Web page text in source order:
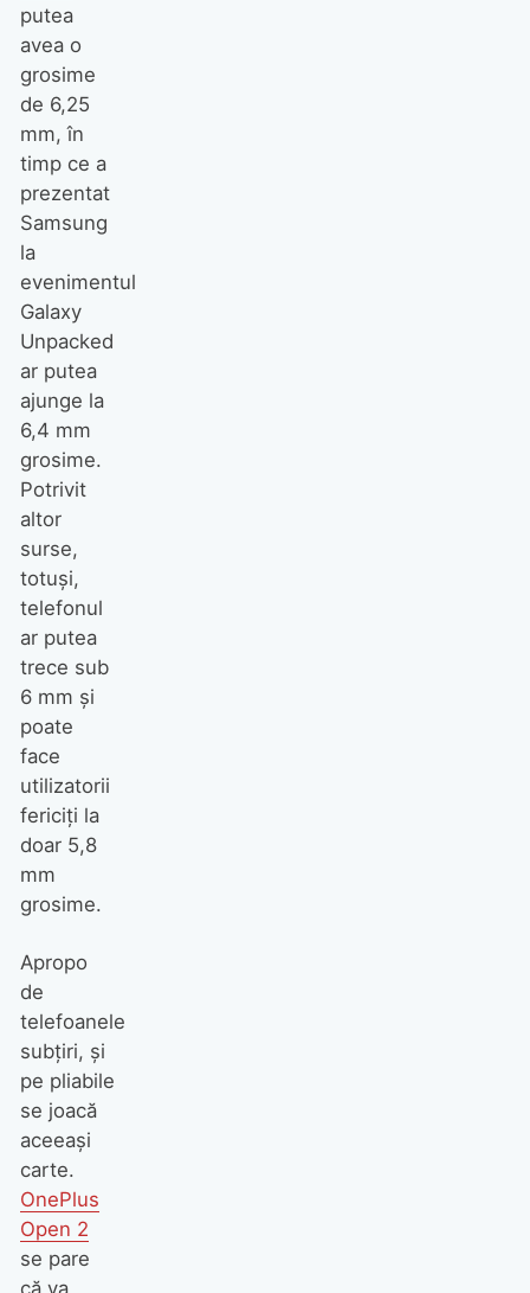
putea
avea o
grosime
de 6,25
mm, în
timp ce a
prezentat
Samsung
la
evenimentul
Galaxy
Unpacked
ar putea
ajunge la
6,4 mm
grosime.
Potrivit
altor
surse,
totuși,
telefonul
ar putea
trece sub
6 mm și
poate
face
utilizatorii
fericiți la
doar 5,8
mm
grosime.
Apropo
de
telefoanele
subțiri, și
pe pliabile
se joacă
aceeași
carte.
OnePlus
Open 2
se pare
că va